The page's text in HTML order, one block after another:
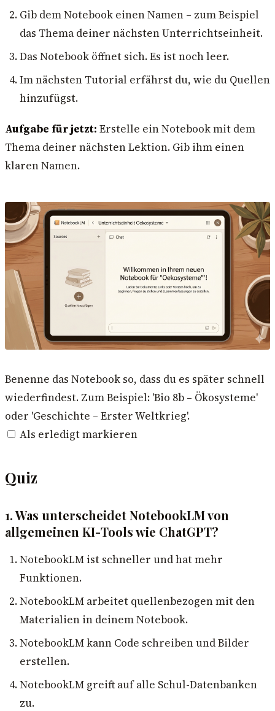
Gib dem Notebook einen Namen – zum Beispiel
das Thema deiner nächsten Unterrichtseinheit.
Das Notebook öffnet sich. Es ist noch leer.
Im nächsten Tutorial erfährst du, wie du Quellen
hinzufügst.
Aufgabe für jetzt: Erstelle ein Notebook mit dem
Thema deiner nächsten Lektion. Gib ihm einen
klaren Namen.
Benenne das Notebook so, dass du es später schnell
wiederfindest. Zum Beispiel: 'Bio 8b – Ökosysteme'
oder 'Geschichte – Erster Weltkrieg'.
Als erledigt markieren
Quiz
1. Was unterscheidet NotebookLM von
allgemeinen KI-Tools wie ChatGPT?
NotebookLM ist schneller und hat mehr
Funktionen.
NotebookLM arbeitet quellenbezogen mit den
Materialien in deinem Notebook.
NotebookLM kann Code schreiben und Bilder
erstellen.
NotebookLM greift auf alle Schul-Datenbanken
zu.